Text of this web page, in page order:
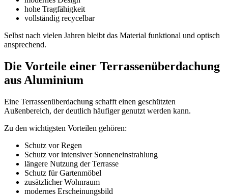
hohe Tragfähigkeit
vollständig recycelbar
Selbst nach vielen Jahren bleibt das Material funktional und optisch
ansprechend.
Die Vorteile einer Terrassenüberdachung
aus Aluminium
Eine Terrassenüberdachung schafft einen geschützten
Außenbereich, der deutlich häufiger genutzt werden kann.
Zu den wichtigsten Vorteilen gehören:
Schutz vor Regen
Schutz vor intensiver Sonneneinstrahlung
längere Nutzung der Terrasse
Schutz für Gartenmöbel
zusätzlicher Wohnraum
modernes Erscheinungsbild